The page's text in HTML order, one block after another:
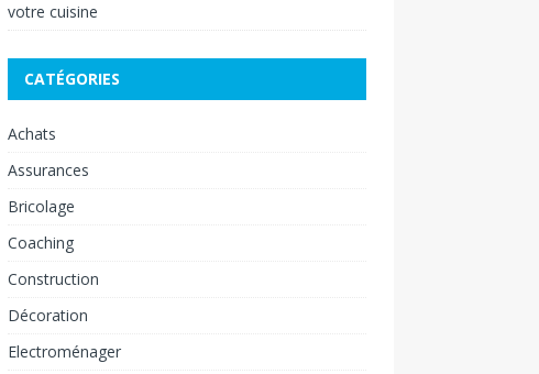
votre cuisine
CATÉGORIES
Achats
Assurances
Bricolage
Coaching
Construction
Décoration
Electroménager